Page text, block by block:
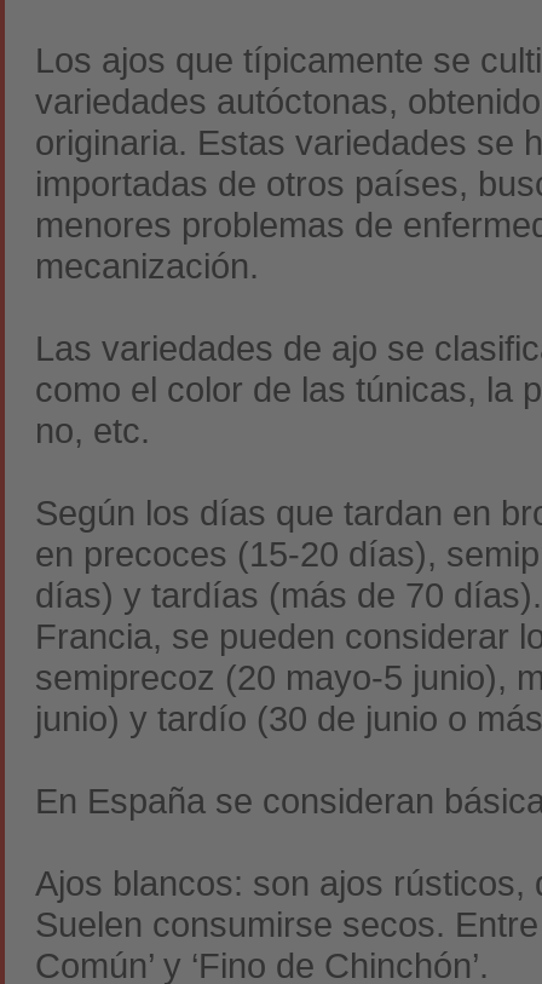
Los ajos que típicamente se
variedades autóctonas,
originaria. Estas variedades se
importadas de otros países,
menores problemas de
mecanización.
Las variedades de ajo se
como el color de las túnicas, la
no, etc.
Según los días que tardan en
en precoces (15-20 días),
días) y tardías (más de 70
Francia, se pueden considerar
semiprecoz (20 mayo-5 junio),
junio) y tardío (30 de junio o
En España se consideran
Ajos blancos: son ajos
Suelen consumirse secos.
Común’ y ‘Fino de Chinchón’.